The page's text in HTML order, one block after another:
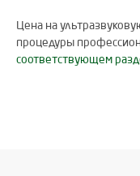
Цена на
процедуры
соответствующем